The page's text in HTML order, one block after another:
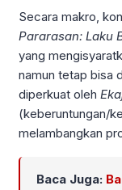
Secara makro,
Pararasan: Laku
yang
namun tetap bisa
diperkuat oleh
(keberuntungan/
melambangkan
Baca Juga: